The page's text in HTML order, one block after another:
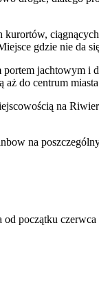
gdzie nie da
jachtowym
do centrum
na
na
początku czerwca